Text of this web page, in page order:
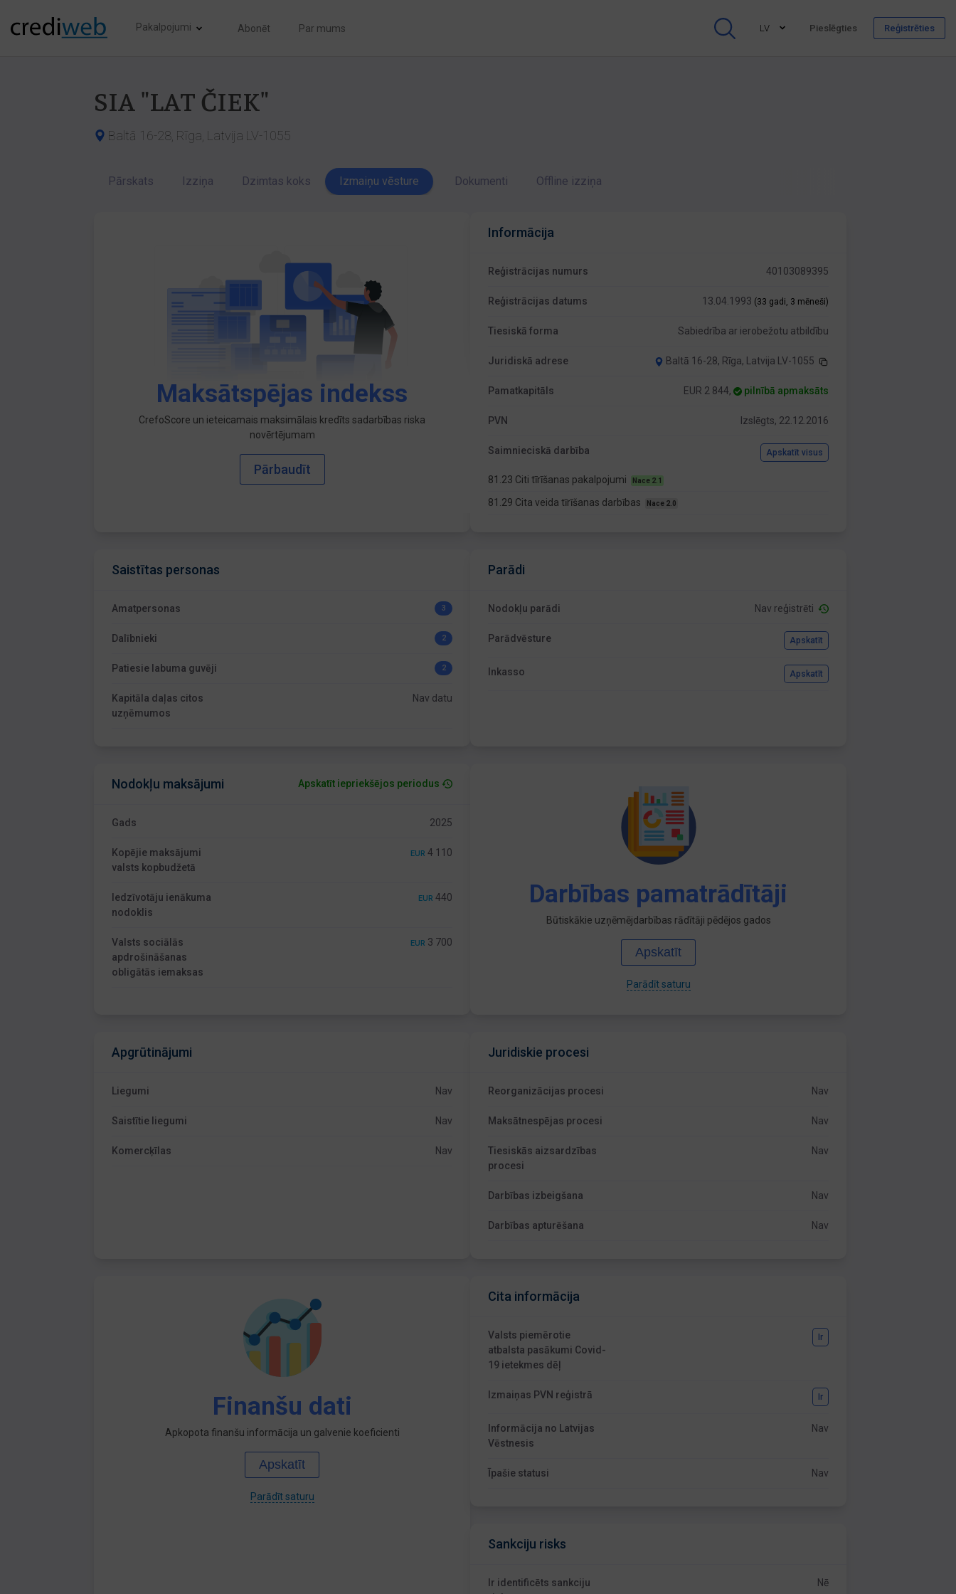
Pakalpojumi Abonēt Par mums LV Pieslēgties Reģistrēties
SIA "LAT ČIEK"
Baltā 16-28, Rīga, Latvija LV-1055
Pārskats Izziņa Dzimtas koks Izmaiņu vēsture Dokumenti Offline izziņa
Maksātspējas indekss
CrefoScore un ieteicamais maksimālais kredīts sadarbības riska
novērtējumam
Pārbaudīt
Informācija
Reģistrācijas numurs 40103089395
Reģistrācijas datums 13.04.1993 (33 gadi, 3 mēneši)
Tiesiskā forma Sabiedrība ar ierobežotu atbildību
Juridiskā adrese Baltā 16-28, Rīga, Latvija LV-1055
Pamatkapitāls EUR 2 844, pilnībā apmaksāts
PVN Izslēgts, 22.12.2016
Saimnieciskā darbība Apskatīt visus
81.23 Citi tīrīšanas pakalpojumi Nace 2.1
81.29 Cita veida tīrīšanas darbības Nace 2.0
Saistītas personas
Amatpersonas 3
Dalībnieki 2
Patiesie labuma guvēji 2
Kapitāla daļas citos
uzņēmumos
Nav datu
Parādi
Nodokļu parādi Nav reģistrēti
Parādvēsture Apskatīt
Inkasso Apskatīt
Nodokļu maksājumi Apskatīt iepriekšējos periodus
Gads 2025
Kopējie maksājumi
valsts kopbudžetā
EUR 4 110
Iedzīvotāju ienākuma
nodoklis
EUR 440
Valsts sociālās
apdrošināšanas
obligātās iemaksas
EUR 3 700
Darbības pamatrādītāji
Būtiskākie uzņēmējdarbības rādītāji pēdējos gados
Apskatīt
Parādīt saturu
Apgrūtinājumi
Liegumi Nav
Saistītie liegumi Nav
Komercķīlas Nav
Juridiskie procesi
Reorganizācijas procesi Nav
Maksātnespējas procesi Nav
Tiesiskās aizsardzības
procesi
Nav
Darbības izbeigšana Nav
Darbības apturēšana Nav
Finanšu dati
Apkopota finanšu informācija un galvenie koeficienti
Apskatīt
Parādīt saturu
Cita informācija
Valsts piemērotie
atbalsta pasākumi Covid-
19 ietekmes dēļ
Ir
Izmaiņas PVN reģistrā Ir
Informācija no Latvijas
Vēstnesis
Nav
Īpašie statusi Nav
Sankciju risks
Ir identificēts sankciju
Nē